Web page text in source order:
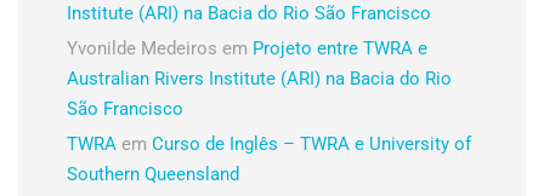
Institute (ARI) na Bacia do Rio São Francisco
Yvonilde Medeiros em Projeto entre TWRA e
Australian Rivers Institute (ARI) na Bacia do Rio
São Francisco
TWRA em Curso de Inglês – TWRA e University of
Southern Queensland